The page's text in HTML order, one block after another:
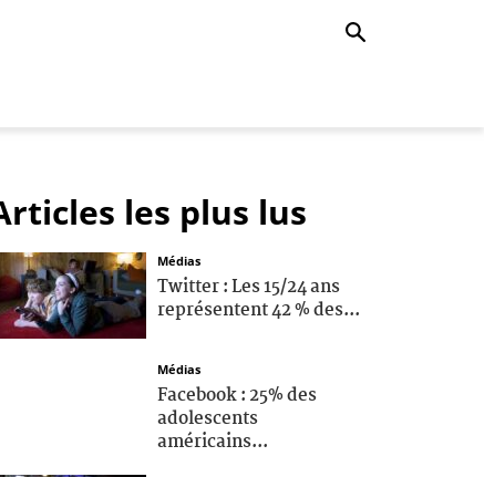
les plus lus
Médias
Twitter : Les 15/24 ans
représentent 42 % des...
Médias
Facebook : 25% des
adolescents
américains...